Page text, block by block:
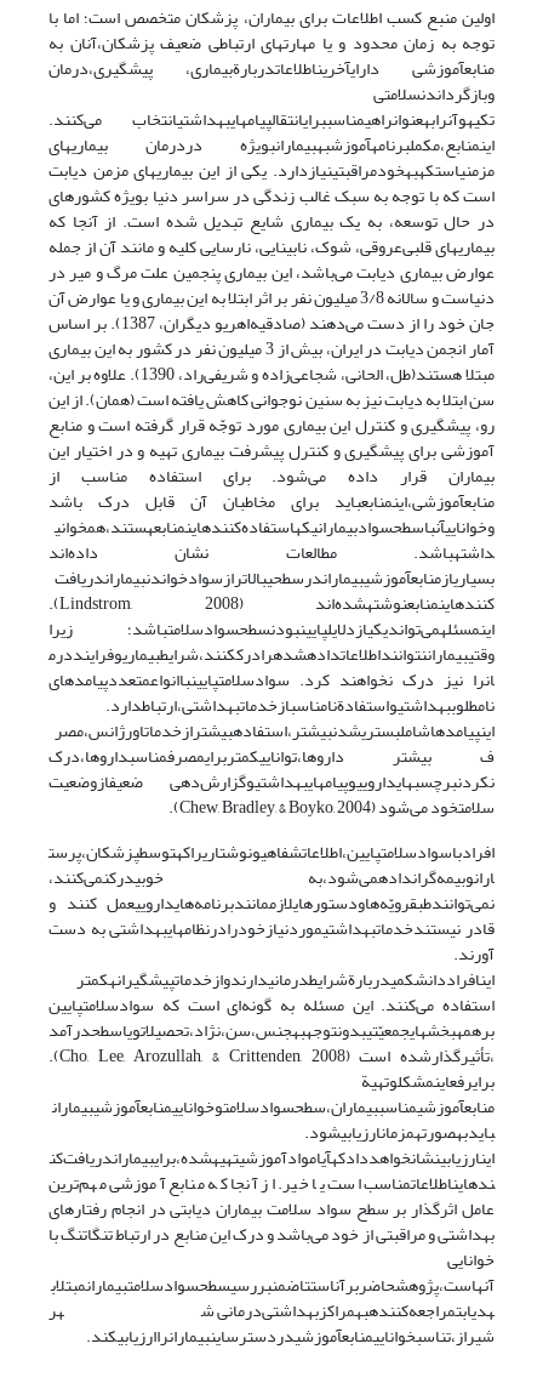
اولین منبع کسب اطلاعات برای بیماران، پزشکان متخصص است؛ اما با
توجه به زمان محدود و یا مهارتهای ارتباطی ضعیف پزشکان،آنان به
منابعآموزشی دارایآخریناطلاعاتدربارةبیماری، پیشگیری،درمان
وبازگرداندنسلامتی
تکیهوآنرابهعنوانراهیمناسببرایانتقالپیامهایبهداشتیانتخاب می‌کنند.
اینمنابع،مکملبرنامهآموزشبهبیمارانبویژه دردرمان بیماریهای
مزمنیاستکهبهخودمراقبتینیازدارد. یکی از این بیماریهای مزمن دیابت
است که با توجه به سبک غالب زندگی در سراسر دنیا بویژه کشورهای
در حال توسعه، به یک بیماری شایع تبدیل شده است. از آنجا که
بیماریهای قلبی‌عروقی، شوک، نابینایی، نارسایی کلیه و مانند آن از جمله
عوارض بیماری دیابت می‌باشد، این بیماری پنجمین علت مرگ و میر در
دنیاست و سالانه 3/8 میلیون نفر بر اثر ابتلا به این بیماری و یا عوارض آن
جان خود را از دست می‌دهند (صادقیه‌اهریو دیگران، 1387). بر اساس
آمار انجمن دیابت در ایران، بیش از 3 میلیون نفر در کشور به این بیماری
مبتلا هستند(طل، الحانی، شجاعی‌زاده و شریفی‌راد، 1390). علاوه بر این،
سن ابتلا به دیابت نیز به سنین نوجوانی کاهش یافته است (همان). از این
رو، پیشگیری و کنترل این بیماری مورد توجّه قرار گرفته است و منابع
آموزشی برای پیشگیری و کنترل پیشرفت بیماری تهیه و در اختیار این
بیماران قرار داده می‌شود. برای استفاده مناسب از
منابعآموزشی،اینمنابعباید برای مخاطبان آن قابل درک باشد
وخواناییآنباسطحسوادبیمارانیکهاستفاده‌کنندهاینمنابعهستند،همخوانی
داشتهباشد. مطالعات نشان داده‌اند
بسیاریازمنابعآموزشیبیماراندرسطحیبالاترازسوادخواندنبیماراندریافت‌
کنندهاینمنابعنوشتهشده‌اند (Lindstrom, 2008).
اینمسئلهمی‌تواندیکیازدلایلپایینبودنسطحسوادسلامتباشد؛ زیرا
وقتیبیماراننتواننداطلاعاتدادهشدهرادرککنند،شرایطبیماریوفراینددرم
انرا نیز درک نخواهند کرد. سوادسلامتپایینباانواعمتعددپیامد‌های
نامطلوببهداشتیواستفادةنامناسبازخدماتبهداشتی،ارتباطدارد.
اینپیامد‌هاشاملبستریشدنبیشتر،استفادهبیشترازخدماتاورژانس،مصر
ف بیشتر دارو‌ها،تواناییکمتربرایمصرفمناسبدارو‌ها،درک
نکردنبرچسبهایداروییوپیامهایبهداشتیوگزارش‌دهی ضعیفازوضعیت
سلامتخود می‌شود (Chew, Bradley, & Boyko, 2004).
افرادباسوادسلامتپایین،اطلاعاتشفاهیونوشتاریراکهتوسطپزشکان،پرست
ارانوبیمه‌گراندادهمی‌شود،به خوبیدرکنمی‌کنند،
نمی‌توانندطبقرویّه‌هاودستور‌هایلازممانندبرنامه‌هایداروییعمل کنند و
قادر نیستندخدماتبهداشتیموردنیازخودرادرنظامهایبهداشتی به دست
آورند.
اینافراددانشکمیدربارةشرایطدرمانیدارندوازخدماتپیشگیرانهکمتر
استفاده می‌کنند. این مسئله به گونه‌ای است که سوادسلامتپایین
برهمهبخشهایجمعیّتیبدونتوجهبهجنس،سن،نژاد،تحصیلاتویاسطحدرآمد
،تأثیرگذارشده است (Cho, Lee, Arozullah, & Crittenden, 2008).
برایرفعاینمشکلوتهیة
منابعآموزشیمناسببیماران،سطحسوادسلامتوخواناییمنابعآموزشیبیماران
بایدبهصورتهمزمانارزیابیشود.
اینارزیابینشانخواهددادکهآیاموادآموزشیتهیهشده،برایبیماراندریافت‌کن
ندهایناطلاعاتمناسب است یا خیر. از آنجا که منابع آموزشی مهم‌ترین
عامل اثرگذار بر سطح سواد سلامت بیماران دیابتی در انجام رفتار‌‌های
بهداشتی و مراقبتی از خود می‌باشد و درک این منابع در ارتباط تنگاتنگ با
خوانایی
آنهاست،پژوهشحاضربرآناستتاضمنبررسیسطحسوادسلامتبیمارانمبتلاب
هدیابتمراجعه‌کنندهبهمراکزبهداشتی‌درمانی شهر
شیراز،تناسبخواناییمنابعآموزشیدردسترساینبیمارانراارزیابیکند.